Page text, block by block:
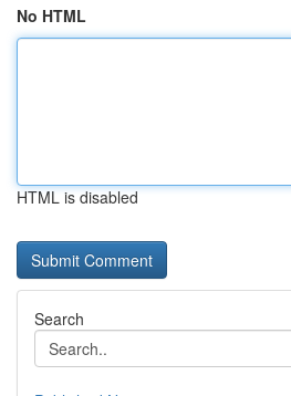
No HTML
HTML is disabled
Search